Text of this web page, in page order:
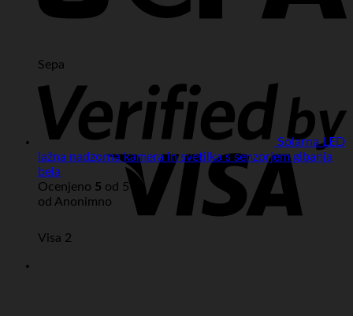
Sepa
Visa 2
Solarna LED
lažna nadzorna kamera in svetilka s senzorjem gibanja
bela
Ocenjeno 5 od 5
od Anonimno